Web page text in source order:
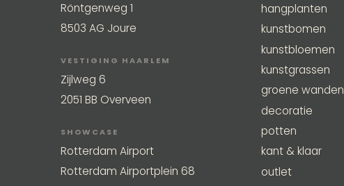
Röntgenweg 1
8503 AG Joure
VESTIGING HAARLEM
Zijlweg 6
2051 BB Overveen
SHOWCASE
Rotterdam Airport
Rotterdam Airportplein 68
hangplanten
kunstbomen
kunstbloemen
kunstgrassen
groene wanden
decoratie
potten
kant & klaar
outlet